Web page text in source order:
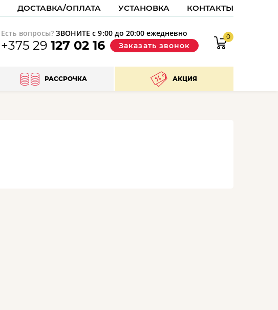
ДОСТАВКА/ОПЛАТА УСТАНОВКА КОНТАКТЫ
Есть вопросы?ЗВОНИТЕ с 9:00 до 20:00 ежедневно
+375 29127 02 16 Заказать звонок
0
РАССРОЧКА АКЦИЯ